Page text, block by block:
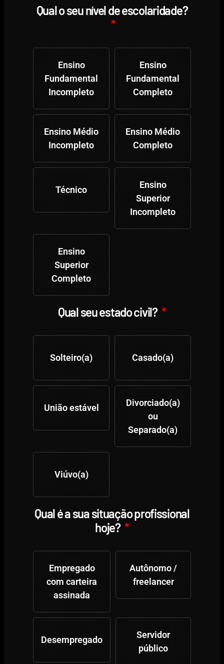
Qual o seu nível de escolaridade?
Ensino
Fundamental
Incompleto
Ensino
Fundamental
Completo
Ensino Médio
Incompleto
Ensino Médio
Completo
Técnico
Ensino
Superior
Incompleto
Ensino
Superior
Completo
Qual seu estado civil?
Solteiro(a) Casado(a)
União estável
Divorciado(a)
ou
Separado(a)
Viúvo(a)
Qual é a sua situação profissional
hoje?
Empregado
com carteira
assinada
Autônomo /
freelancer
Desempregado
Servidor
público